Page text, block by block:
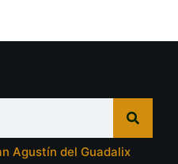
Agustín del Guadalix